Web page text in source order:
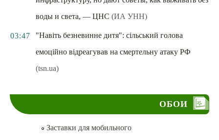
воды и света, — ЦНС (ИА УНН)
03:47
"Навіть безневинне дитя": сільський голова
емоційно відреагував на смертельну атаку РФ
(tsn.ua)
ОБОИ
Заставки для мобильного